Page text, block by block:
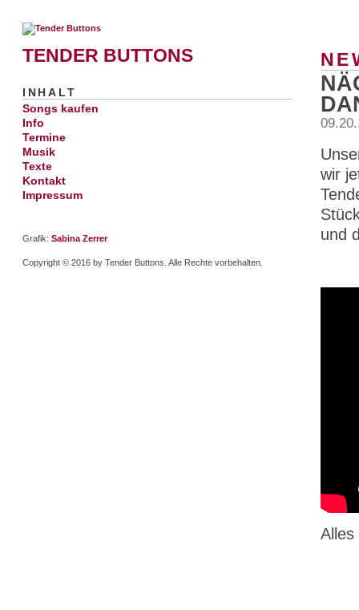
wir
und
Alles
TENDER BUTTONS
INHALT
Songs kaufen
Info
Termine
Musik
Texte
Kontakt
Impressum
Grafik: Sabina Zerrer
Copyright © 2016 by Tender Buttons. Alle Rechte vorbehalten.